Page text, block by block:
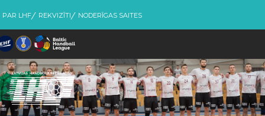
PAR LHF REKVIZĪTI NODERĪGAS SAITES